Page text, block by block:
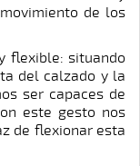
de los
flexible: situando
del calzado y la
ser capaces de
este gesto nos
de flexionar esta